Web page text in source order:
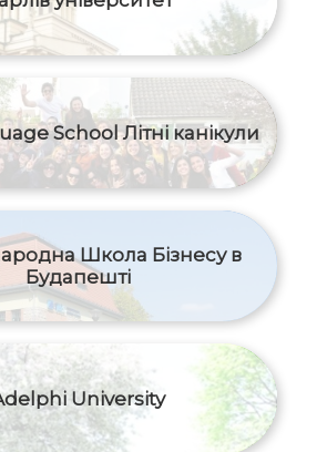
School Літні канікули
Школа Бізнесу в
Будапешті
University